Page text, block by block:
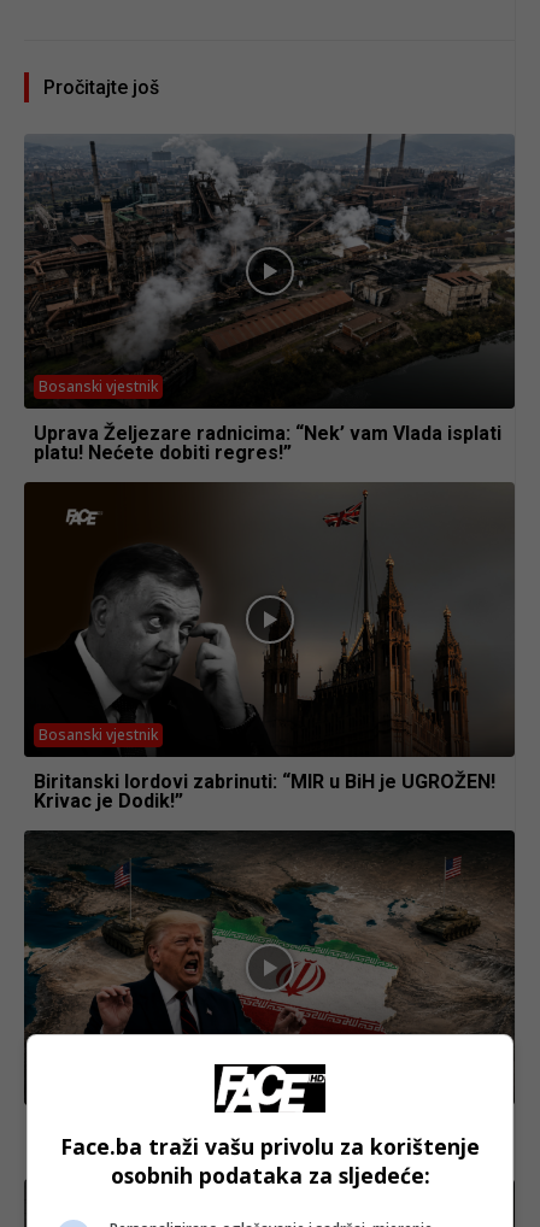
Pročitajte još
Bosanski vjestnik
Uprava Željezare radnicima: “Nek’ vam Vlada isplati
platu! Nećete dobiti regres!”
Bosanski vjestnik
Biritanski lordovi zabrinuti: “MIR u BiH je UGROŽEN!
Krivac je Dodik!”
PLATITI cijenu! Nasilnik je MRTAV!”
Face.ba traži vašu privolu za korištenje
osobnih podataka za sljedeće: